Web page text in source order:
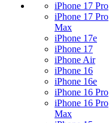
iPhone 17 Pro
iPhone 17 Pro
Max
iPhone 17e
iPhone 17
iPhone Air
iPhone 16
iPhone 16e
iPhone 16 Pro
iPhone 16 Pro
Max